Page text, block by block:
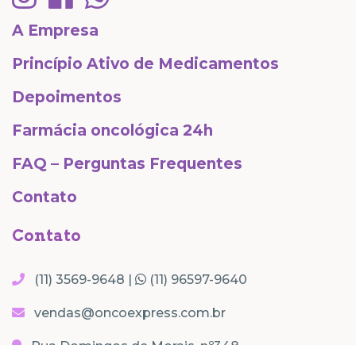
A Empresa
Princípio Ativo de Medicamentos
Depoimentos
Farmácia oncológica 24h
FAQ – Perguntas Frequentes
Contato
Contato
(11) 3569-9648 | (11) 96597-9640
vendas@oncoexpress.com.br